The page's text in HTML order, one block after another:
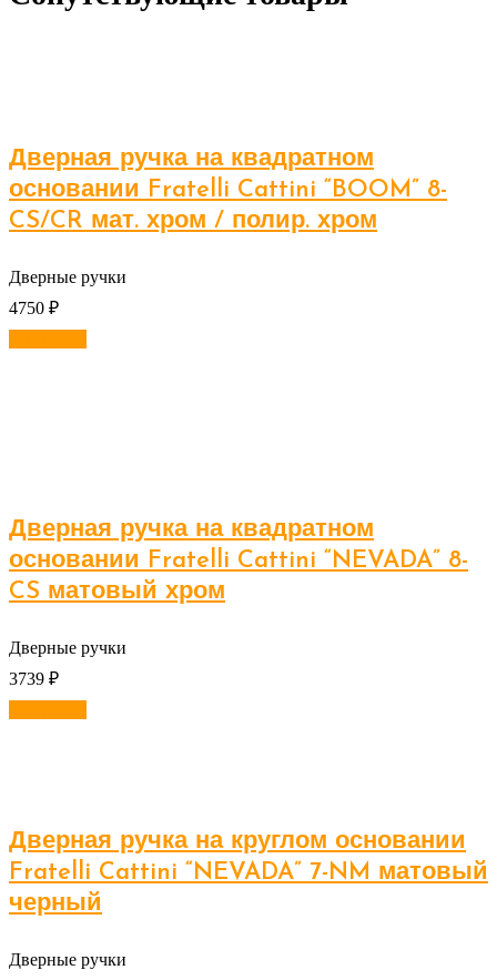
Дверная ручка на квадратном
основании Fratelli Cattini “BOOM” 8-
CS/CR мат. хром / полир. хром
Дверные ручки
4750 ₽
Дверная ручка на квадратном
основании Fratelli Cattini “NEVADA” 8-
CS матовый хром
Дверные ручки
3739 ₽
Дверная ручка на круглом основании
Fratelli Cattini “NEVADA” 7-NM матовый
черный
Дверные ручки